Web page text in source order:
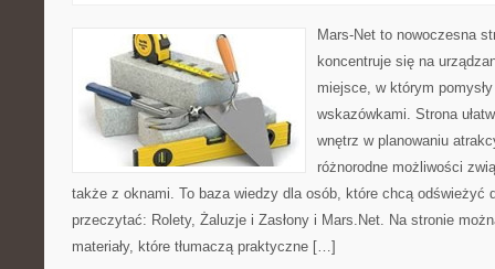
Mars-Net to nowoczesna
koncentruje się na
miejsce, w którym
wskazówkami. Strona
wnętrz w planowaniu
różnorodne możliwości
także z oknami. To baza wiedzy dla osób, które chcą odświeżyć
przeczytać: Rolety, Żaluzje i Zasłony i Mars.Net. Na stronie
materiały, które tłumaczą praktyczne […]